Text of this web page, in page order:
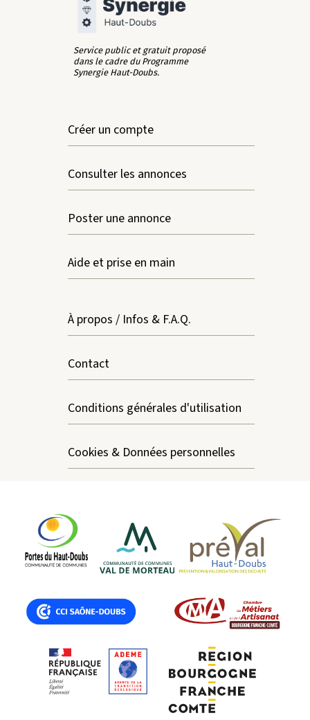
Service public et gratuit proposé
dans le cadre du Programme
Synergie Haut-Doubs.
Créer un compte
Consulter les annonces
Poster une annonce
Aide et prise en main
À propos / Infos & F.A.Q.
Contact
Conditions générales d'utilisation
Cookies & Données personnelles